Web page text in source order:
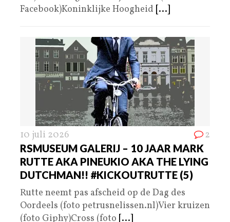
Facebook)Koninklijke Hoogheid [...]
10 juli 2026 2
RSMUSEUM GALERIJ – 10 JAAR MARK
RUTTE AKA PINEUKIO AKA THE LYING
DUTCHMAN!! #KICKOUTRUTTE (5)
Rutte neemt pas afscheid op de Dag des
Oordeels (foto petrusnelissen.nl)Vier kruizen
(foto Giphy)Cross (foto [...]